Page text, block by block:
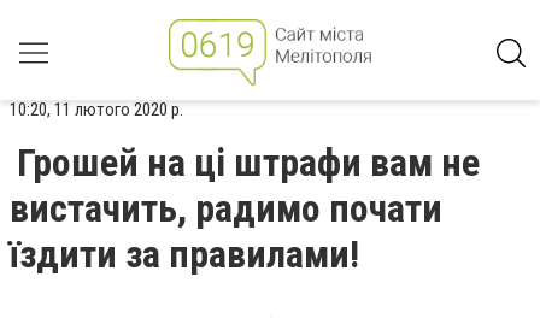
10:20, 11 лютого 2020 р.
Грошей на ці штрафи вам не
вистачить, радимо почати
їздити за правилами!